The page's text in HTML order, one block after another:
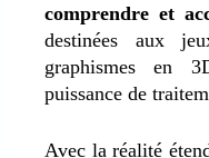
comprendre et
destinées aux
graphismes en
puissance de
Avec la réalité